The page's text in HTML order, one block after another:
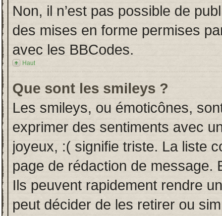
Non, il n’est pas possible de
des mises en forme permises
avec les BBCodes.
Haut
Que sont les smileys ?
Les smileys, ou émoticônes,
exprimer des sentiments avec
joyeux, :( signifie triste. La liste
page de rédaction de message.
Ils peuvent rapidement rendre
peut décider de les retirer ou